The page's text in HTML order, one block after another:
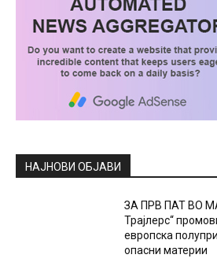
НАЈНОВИ ОБЈАВИ
ЗА ПРВ ПАТ ВО
Трајлерс“
европска
опасни материи